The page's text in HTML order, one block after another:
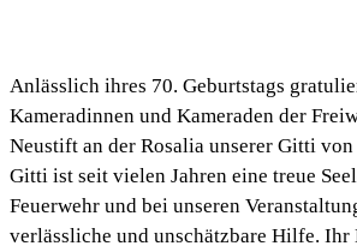
Anlässlich ihres 70. Geburtstags
Kameradinnen und Kameraden der
Neustift an der Rosalia unserer Gitti von
Gitti ist seit vielen Jahren eine treue
Feuerwehr und bei unseren
verlässliche und unschätzbare Hilfe. Ihr